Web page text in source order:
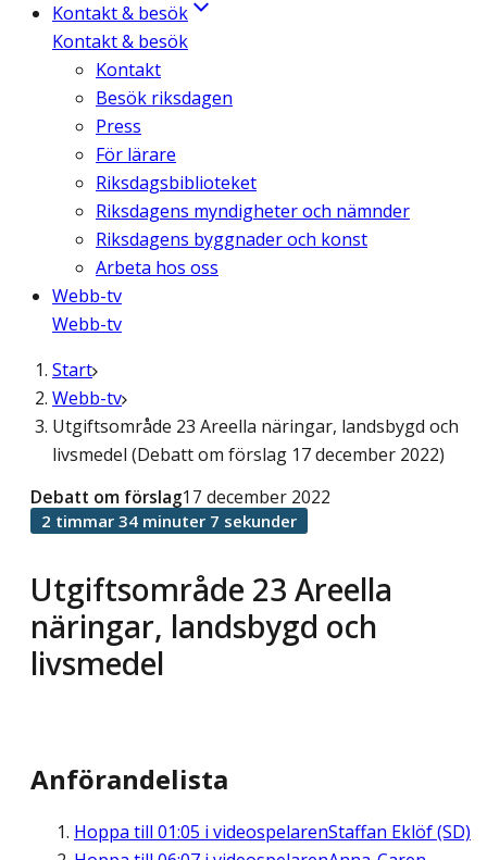
Kontakt & besök
Kontakt & besök
Kontakt
Besök riksdagen
Press
För lärare
Riksdagsbiblioteket
Riksdagens myndigheter och nämnder
Riksdagens byggnader och konst
Arbeta hos oss
Webb-tv
Webb-tv
Start
Webb-tv
Utgiftsområde 23 Areella näringar, landsbygd och
livsmedel (Debatt om förslag 17 december 2022)
Utgiftsområde 23 Areella
näringar, landsbygd och
livsmedel
Debatt om förslag17 december 2022
2 timmar 34 minuter 7 sekunder
Anförandelista
Hoppa till 01:05 i videospelarenStaffan Eklöf (SD)